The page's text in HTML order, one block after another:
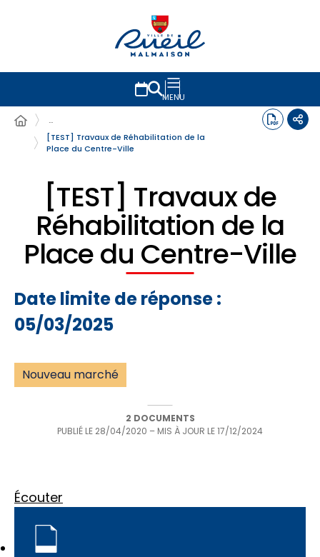
MENU
…
[TEST] Travaux de Réhabilitation de la
Place du Centre-Ville
[TEST] Travaux de
Réhabilitation de la
Place du Centre-Ville
Date limite de réponse :
05/03/2025
Nouveau marché
2 DOCUMENTS
PUBLIÉ LE 28/04/2020 – MIS À JOUR LE17/12/2024
Écouter